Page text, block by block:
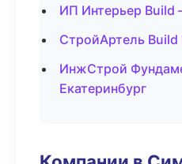
ИП Интерьер Build
СтройАртель
ИнжСтрой
Екатеринбург